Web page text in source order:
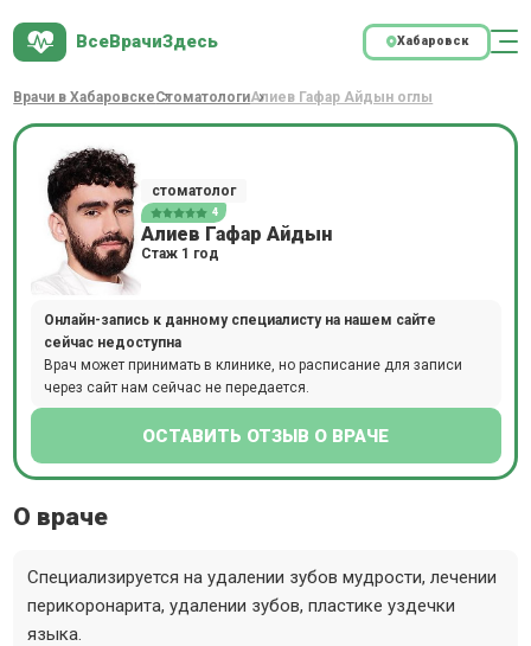
ВсеВрачиЗдесь Хабаровск
Врачи в ХабаровскеСтоматологиАлиев Гафар Айдын оглы
стоматолог
4
Алиев Гафар Айдын
Стаж 1 год
Онлайн-запись к данному специалисту на нашем сайте
сейчас недоступна
Врач может принимать в клинике, но расписание для записи
через сайт нам сейчас не передается.
ОСТАВИТЬ ОТЗЫВ О ВРАЧЕ
О враче
Специализируется на удалении зубов мудрости, лечении
перикоронарита, удалении зубов, пластике уздечки
языка.